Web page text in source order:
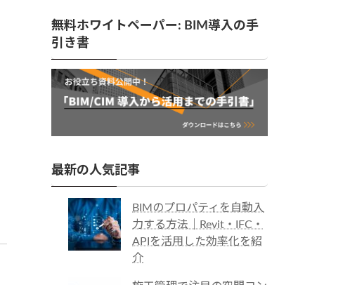
無料ホワイトペーパー: BIM導入の手
引き書
最新の人気記事
BIMのプロパティを自動入
力する方法｜Revit・IFC・
APIを活用した効率化を紹
介